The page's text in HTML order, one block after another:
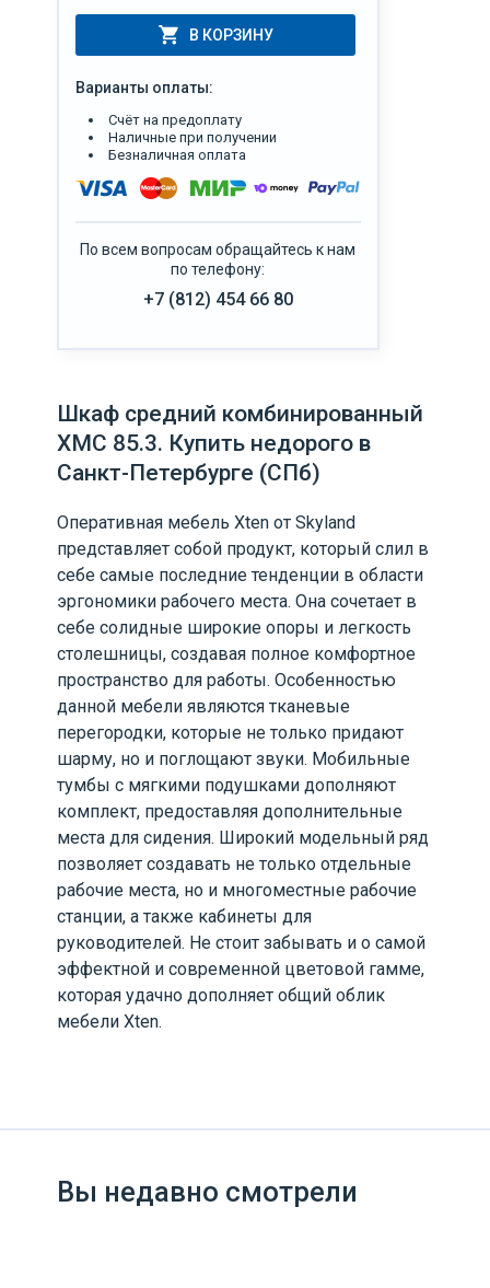
В КОРЗИНУ
Варианты оплаты:
Счёт на предоплату
Наличные при получении
Безналичная оплата
По всем вопросам обращайтесь к нам
по телефону:
+7 (812) 454 66 80
Шкаф средний комбинированный
XMC 85.3. Купить недорого в
Санкт-Петербурге (СПб)
Оперативная мебель Xten от Skyland
представляет собой продукт, который слил в
себе самые последние тенденции в области
эргономики рабочего места. Она сочетает в
себе солидные широкие опоры и легкость
столешницы, создавая полное комфортное
пространство для работы. Особенностью
данной мебели являются тканевые
перегородки, которые не только придают
шарму, но и поглощают звуки. Мобильные
тумбы с мягкими подушками дополняют
комплект, предоставляя дополнительные
места для сидения. Широкий модельный ряд
позволяет создавать не только отдельные
рабочие места, но и многоместные рабочие
станции, а также кабинеты для
руководителей. Не стоит забывать и о самой
эффектной и современной цветовой гамме,
которая удачно дополняет общий облик
мебели Xten.
Вы недавно смотрели